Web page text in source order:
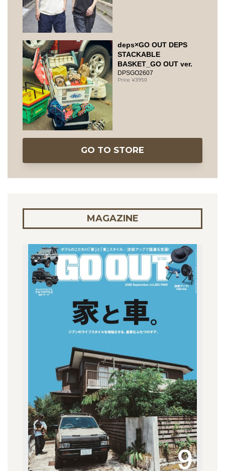
deps×GO OUT DEPS
STACKABLE
BASKET_GO OUT ver.
DPSGO2607
3950
GO TO STORE
MAGAZINE